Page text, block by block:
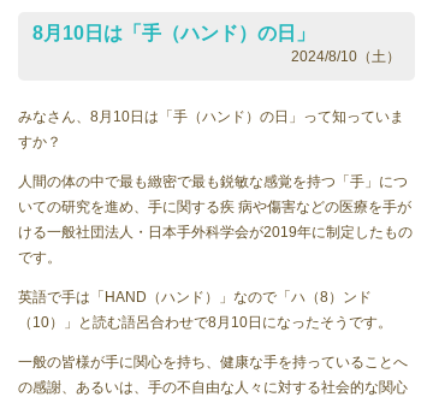
8月10日は「手（ハンド）の日」
2024/8/10（土）
みなさん、8月10日は「手（ハンド）の日」って知っていま
すか？
人間の体の中で最も緻密で最も鋭敏な感覚を持つ「手」につ
いての研究を進め、手に関する疾 病や傷害などの医療を手が
ける一般社団法人・日本手外科学会が2019年に制定したもの
です。
英語で手は「HAND（ハンド）」なので「ハ（8）ンド
（10）」と読む語呂合わせで8月10日になったそうです。
一般の皆様が手に関心を持ち、健康な手を持っていることへ
の感謝、あるいは、手の不自由な人々に対する社会的な関心